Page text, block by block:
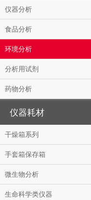
仪器分析
食品分析
环境分析
分析用试剂
药物分析
仪器耗材
干燥箱系列
手套箱保存箱
微生物分析
生命科学类仪器